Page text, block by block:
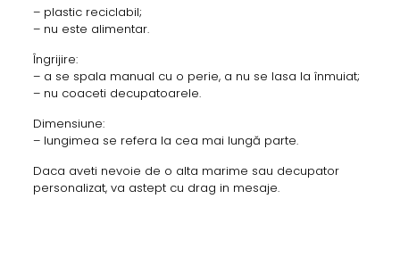
– plastic reciclabil;
– nu este alimentar.
Îngrijire:
– a se spala manual cu o perie, a nu se lasa la înmuiat;
– nu coaceti decupatoarele.
Dimensiune:
– lungimea se refera la cea mai lungă parte.
Daca aveti nevoie de o alta marime sau decupator
personalizat, va astept cu drag in mesaje.